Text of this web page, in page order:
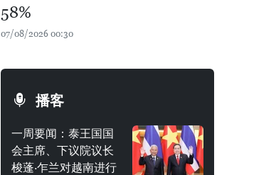
58%
07/08/2026 00:30
播客
一周要闻：泰王国国
会主席、下议院议长
梭蓬·乍兰对越南进行